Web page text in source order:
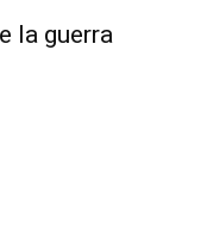
la guerra